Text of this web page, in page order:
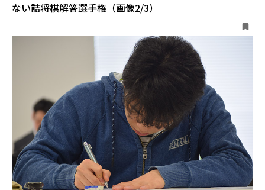
ない詰将棋解答選手権（画像2/3）